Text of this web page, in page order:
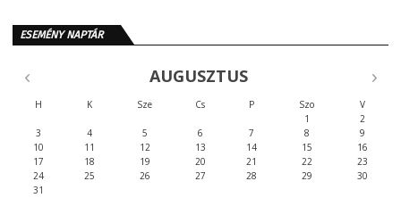
ESEMÉNY NAPTÁR
AUGUSZTUS
H K Sze Cs P Szo
V
1
2
3
4 5 6 7 8
9
10
11 12 13 14 15
16
17
18 19 20 21 22
23
24
25 26 27 28 29
30
31